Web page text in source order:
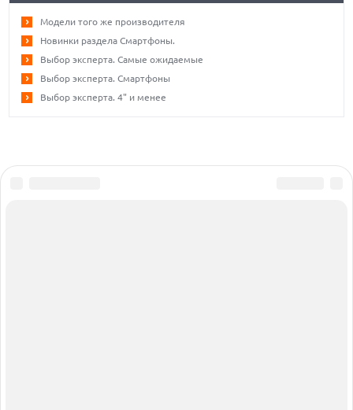
Модели того же производителя
Новинки раздела Смартфоны.
Выбор эксперта. Самые ожидаемые
Выбор эксперта. Смартфоны
Выбор эксперта. 4" и менее